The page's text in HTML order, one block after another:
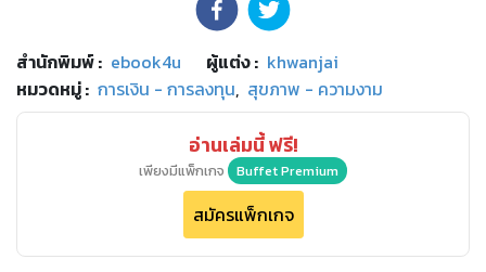
สำนักพิมพ์: ebook4u ผู้แต่ง : khwanjai
หมวดหมู่: การเงิน - การลงทุน, สุขภาพ - ความงาม
อ่านเล่มนี้ ฟรี!
เพียงมีแพ็กเกจ Buffet Premium
สมัครแพ็กเกจ